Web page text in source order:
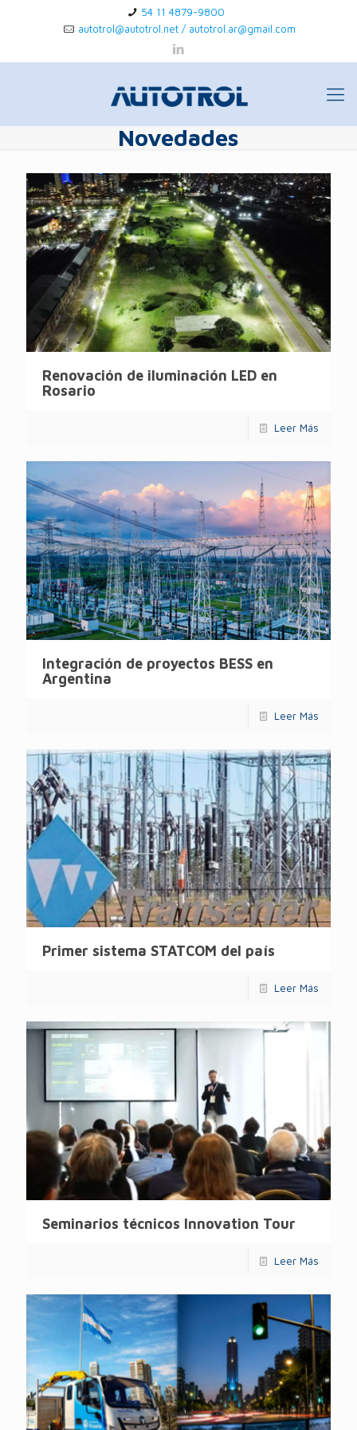
54 11 4879-9800
autotrol@autotrol.net / autotrol.ar@gmail.com
Novedades
Renovación de iluminación LED en
Rosario
Leer Más
Integración de proyectos BESS en
Argentina
Leer Más
Primer sistema STATCOM del país
Leer Más
Seminarios técnicos Innovation Tour
Leer Más